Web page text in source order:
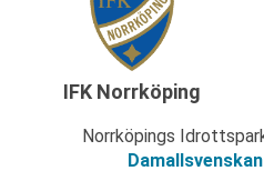
IFK Norrköping
Norrköpings